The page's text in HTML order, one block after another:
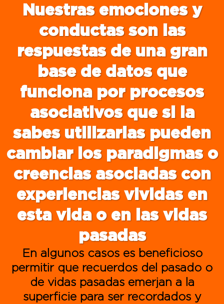
Nuestras emociones y
conductas son las
respuestas de una gran
base de datos que
funciona por procesos
asociativos que si la
sabes utilizarlas pueden
cambiar los paradigmas o
creencias asociadas con
experiencias vividas en
esta vida o en las vidas
pasadas
En algunos casos es beneficioso
permitir que recuerdos del pasado o
de vidas pasadas emerjan a la
superficie para ser recordados y